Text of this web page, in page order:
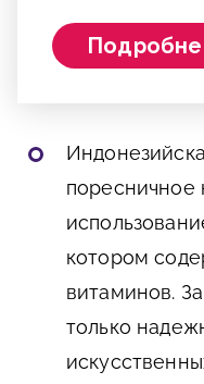
поресничное
котором
витаминов.
только